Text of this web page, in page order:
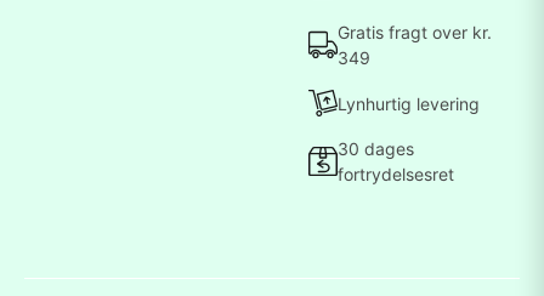
Gratis fragt over kr.
349
Lynhurtig levering
30 dages
fortrydelsesret